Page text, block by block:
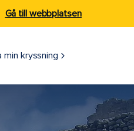
Gå till webbplatsen
min kryssning